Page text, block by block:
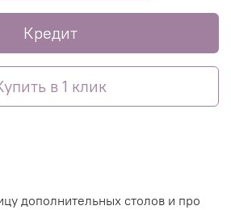
Кредит
в 1 клик
дополнительных столов и про